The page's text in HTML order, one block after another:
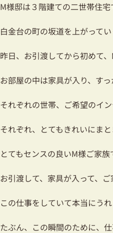
M様邸は３階建ての二世帯住宅
白金台の町の坂道を上がって
昨日、お引渡してから初めて
お部屋の中は家具が入り、す
それぞれの世帯、ご希望のイ
それぞれ、とてもきれいにま
とてもセンスの良いM様ご家族
お引渡して、家具が入って、
この仕事をしていて本当にうれ
たぶん、この瞬間のために、